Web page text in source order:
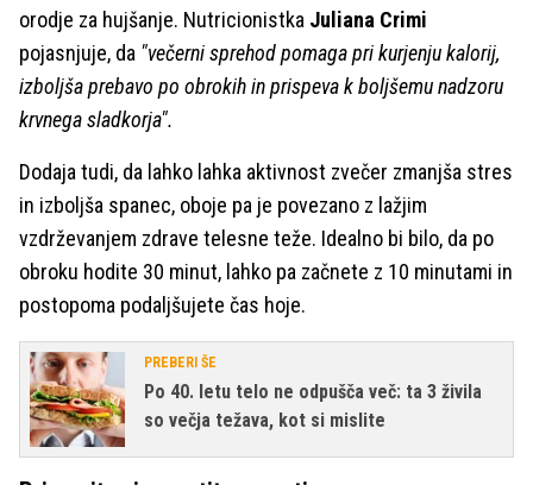
orodje za hujšanje. Nutricionistka Juliana Crimi
pojasnjuje, da "večerni sprehod pomaga pri kurjenju kalorij,
izboljša prebavo po obrokih in prispeva k boljšemu nadzoru
krvnega sladkorja".
Dodaja tudi, da lahko lahka aktivnost zvečer zmanjša stres
in izboljša spanec, oboje pa je povezano z lažjim
vzdrževanjem zdrave telesne teže. Idealno bi bilo, da po
obroku hodite 30 minut, lahko pa začnete z 10 minutami in
postopoma podaljšujete čas hoje.
PREBERI ŠE
Po 40. letu telo ne odpušča več: ta 3 živila
so večja težava, kot si mislite